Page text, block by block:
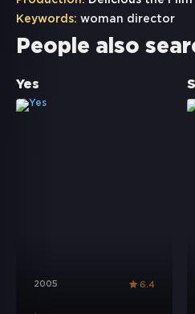
Keywords: woman director
People also
Yes
2005 6.4